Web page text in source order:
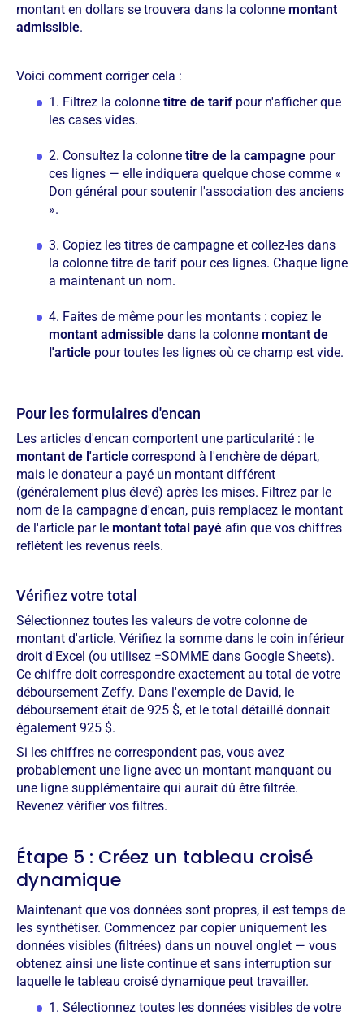
montant en dollars se trouvera dans la colonne montant
admissible.
Voici comment corriger cela :
1. Filtrez la colonne titre de tarif pour n'afficher que
les cases vides.
2. Consultez la colonne titre de la campagne pour
ces lignes — elle indiquera quelque chose comme «
Don général pour soutenir l'association des anciens
».
3. Copiez les titres de campagne et collez-les dans
la colonne titre de tarif pour ces lignes. Chaque ligne
a maintenant un nom.
4. Faites de même pour les montants : copiez le
montant admissible dans la colonne montant de
l'article pour toutes les lignes où ce champ est vide.
Pour les formulaires d'encan
Les articles d'encan comportent une particularité : le
montant de l'article correspond à l'enchère de départ,
mais le donateur a payé un montant différent
(généralement plus élevé) après les mises. Filtrez par le
nom de la campagne d'encan, puis remplacez le montant
de l'article par le montant total payé afin que vos chiffres
reflètent les revenus réels.
Vérifiez votre total
Sélectionnez toutes les valeurs de votre colonne de
montant d'article. Vérifiez la somme dans le coin inférieur
droit d'Excel (ou utilisez =SOMME dans Google Sheets).
Ce chiffre doit correspondre exactement au total de votre
déboursement Zeffy. Dans l'exemple de David, le
déboursement était de 925 $, et le total détaillé donnait
également 925 $.
Si les chiffres ne correspondent pas, vous avez
probablement une ligne avec un montant manquant ou
une ligne supplémentaire qui aurait dû être filtrée.
Revenez vérifier vos filtres.
Étape 5 : Créez un tableau croisé
dynamique
Maintenant que vos données sont propres, il est temps de
les synthétiser. Commencez par copier uniquement les
données visibles (filtrées) dans un nouvel onglet — vous
obtenez ainsi une liste continue et sans interruption sur
laquelle le tableau croisé dynamique peut travailler.
1. Sélectionnez toutes les données visibles de votre